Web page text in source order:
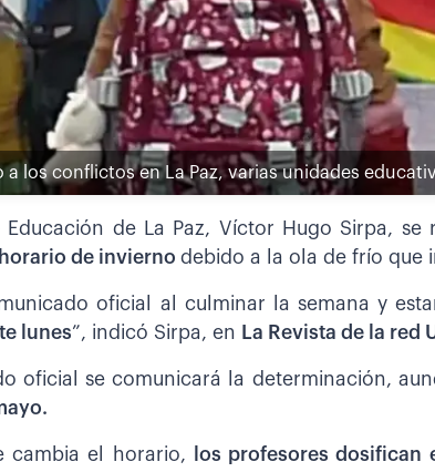
a los conflictos en La Paz, varias unidades
de La Paz, Víctor Hugo Sirpa, se
de invierno debido a la ola de frío que
oficial al culminar la semana y
lunes”, indicó Sirpa, en La Revista de la red
oficial se comunicará la determinación,
cambia el horario,
los profesores dosifican